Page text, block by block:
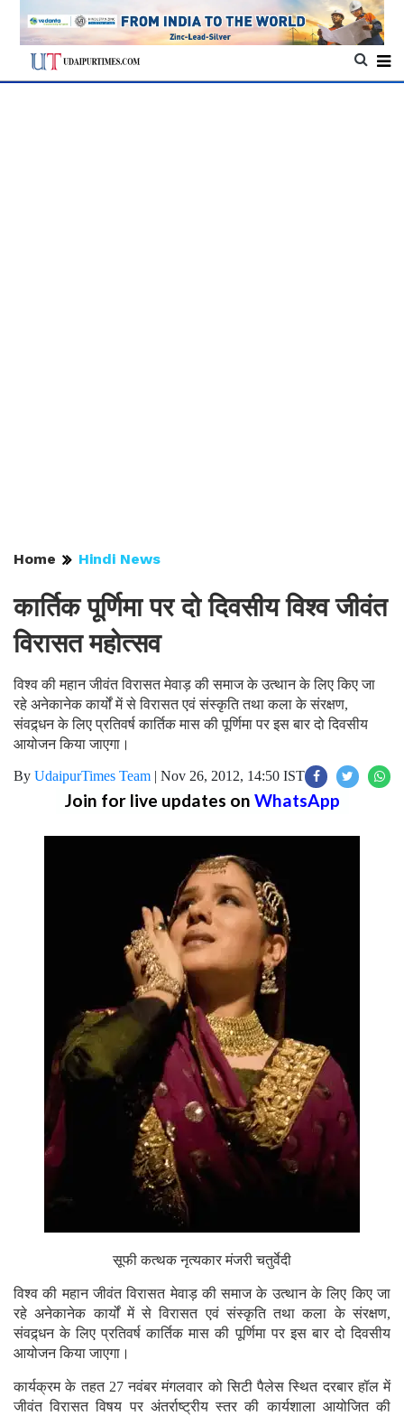
Home Hindi News
कार्तिक पूर्णिमा पर दो दिवसीय विश्व जीवंत
विरासत महोत्सव
विश्व की महान जीवंत विरासत मेवाड़ की समाज के उत्थान के लिए किए जा
रहे अनेकानेक कार्यों में से विरासत एवं संस्कृति तथा कला के संरक्षण,
संवद्र्धन के लिए प्रतिवर्ष कार्तिक मास की पूर्णिमा पर इस बार दो दिवसीय
आयोजन किया जाएगा।
By UdaipurTimes Team | Nov 26, 2012, 14:50 IST
Join for live updates on WhatsApp
सूफी कत्थक नृत्यकार मंजरी चतुर्वेदी
विश्व की महान जीवंत विरासत मेवाड़ की समाज के उत्थान के लिए किए जा
रहे अनेकानेक कार्यों में से विरासत एवं संस्कृति तथा कला के संरक्षण,
संवद्र्धन के लिए प्रतिवर्ष कार्तिक मास की पूर्णिमा पर इस बार दो दिवसीय
आयोजन किया जाएगा।
कार्यक्रम के तहत 27 नवंबर मंगलवार को सिटी पैलेस स्थित दरबार हॉल में
जीवंत विरासत विषय पर अंतर्राष्ट्रीय स्तर की कार्यशाला आयोजित की